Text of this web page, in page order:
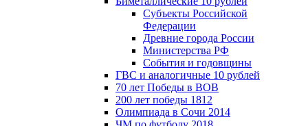
Субъекты Российской
Федерации
Древние города России
Министерства РФ
События и годовщины
ГВС и аналогичные 10 рублей
70 лет Победы в ВОВ
200 лет победы 1812
Олимпиада в Сочи 2014